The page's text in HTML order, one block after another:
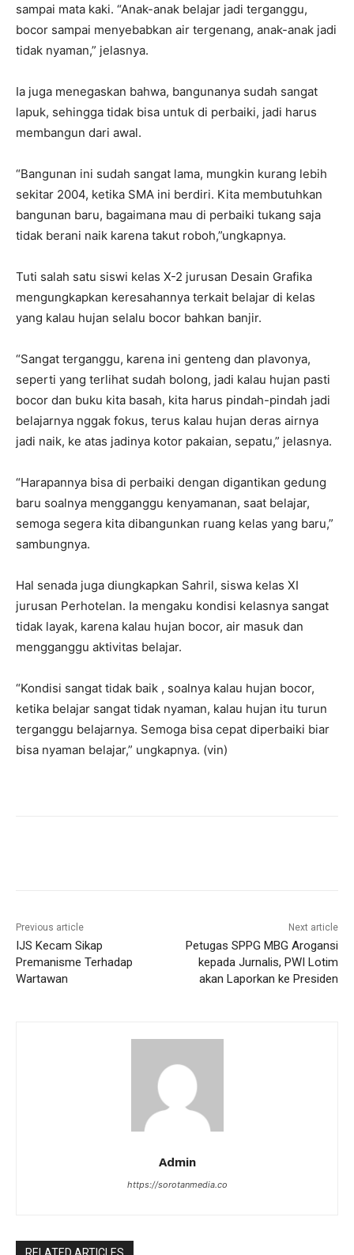
sampai mata kaki. “Anak-anak belajar jadi terganggu,
bocor sampai menyebabkan air tergenang, anak-anak jadi
tidak nyaman,” jelasnya.
Ia juga menegaskan bahwa, bangunanya sudah sangat
lapuk, sehingga tidak bisa untuk di perbaiki, jadi harus
membangun dari awal.
“Bangunan ini sudah sangat lama, mungkin kurang lebih
sekitar 2004, ketika SMA ini berdiri. Kita membutuhkan
bangunan baru, bagaimana mau di perbaiki tukang saja
tidak berani naik karena takut roboh,”ungkapnya.
Tuti salah satu siswi kelas X-2 jurusan Desain Grafika
mengungkapkan keresahannya terkait belajar di kelas
yang kalau hujan selalu bocor bahkan banjir.
“Sangat terganggu, karena ini genteng dan plavonya,
seperti yang terlihat sudah bolong, jadi kalau hujan pasti
bocor dan buku kita basah, kita harus pindah-pindah jadi
belajarnya nggak fokus, terus kalau hujan deras airnya
jadi naik, ke atas jadinya kotor pakaian, sepatu,” jelasnya.
“Harapannya bisa di perbaiki dengan digantikan gedung
baru soalnya mengganggu kenyamanan, saat belajar,
semoga segera kita dibangunkan ruang kelas yang baru,”
sambungnya.
Hal senada juga diungkapkan Sahril, siswa kelas XI
jurusan Perhotelan. Ia mengaku kondisi kelasnya sangat
tidak layak, karena kalau hujan bocor, air masuk dan
mengganggu aktivitas belajar.
“Kondisi sangat tidak baik , soalnya kalau hujan bocor,
ketika belajar sangat tidak nyaman, kalau hujan itu turun
terganggu belajarnya. Semoga bisa cepat diperbaiki biar
bisa nyaman belajar,” ungkapnya. (vin)
Previous article
IJS Kecam Sikap
Premanisme Terhadap
Wartawan
Next article
Petugas SPPG MBG Arogansi
kepada Jurnalis, PWI Lotim
akan Laporkan ke Presiden
Admin
https://sorotanmedia.co
RELATED ARTICLES